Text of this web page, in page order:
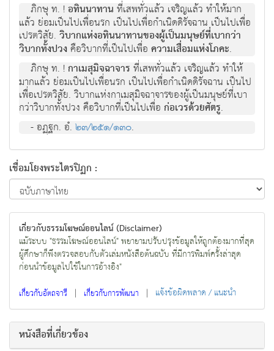
ภิกษุ ท. !อทินนาทาน ที่เสพทั่วแล้ว เจริญแล้ว ทำให้มาก
แล้ว ย่อมเป็นไปเพื่อนรก เป็นไปเพื่อกำเนิดดิรัจฉาน เป็นไปเพื่อ
เปรตวิสัย. วิบากแห่งอทินนาทานของผู้เป็นมนุษย์ที่เบากว่า
วิบากทั้งปวงคือวิบากที่เป็นไปเพื่อ ความเสื่อมแห่งโภคะ.
ภิกษุ ท. !กาเมสุมิจฉาจาร ที่เสพทั่วแล้ว เจริญแล้ว ทำให้
มากแล้ว ย่อมเป็นไปเพื่อนรก เป็นไปเพื่อกำเนิดดิรัจฉาน เป็นไป
เพื่อเปรตวิสัย. วิบากแห่งกาเมสุมิจฉาจารของผู้เป็นมนุษย์ที่เบา
กว่าวิบากทั้งปวง คือวิบากที่เป็นไปเพื่อ ก่อเวรด้วยศัตรู.
- อฏฺฐก. อํ.๒๓/๒๕๑/๑๓๐.
เชื่อมโยงพระไตรปิฏก :
เกี่ยวกับธรรมโฆษณ์ออนไลน์ (Disclaimer)
แม้ระบบ "ธรรมโฆษณ์ออนไลน์" พยายามปรับปรุงข้อมูลให้ถูกต้องมากที่สุด
ผู้ศึกษาก็พึงตรวจสอบกับตัวเล่มหนังสือต้นฉบับ ที่มีการพิมพ์ครั้งล่าสุด
ก่อนนำข้อมูลไปใช้ในการอ้างอิง"
เกี่ยวกับอัตถจารี | เกี่ยวกับการพัฒนา | แจ้งข้อผิดพลาด / แนะนำ
หนังสือที่เกี่ยวข้อง